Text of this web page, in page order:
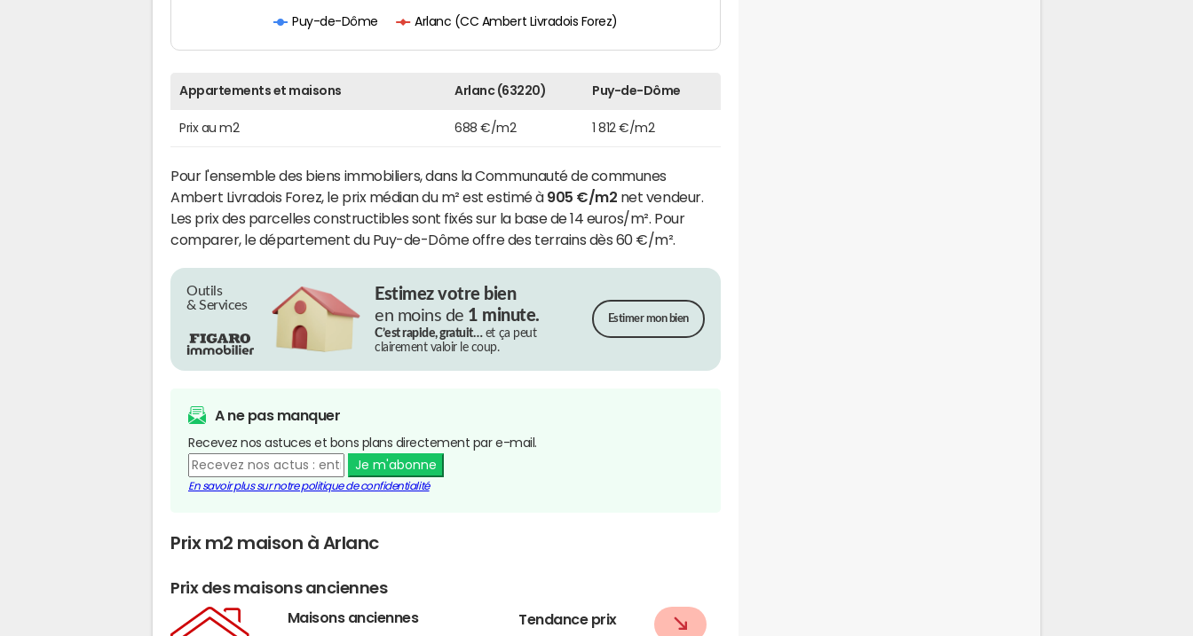
Puy-de-Dôme Arlanc (CC Ambert Livradois Forez)
Appartements et maisons Arlanc (63220) Puy-de-Dôme
Prix au m2 688 €/m2 1 812 €/m2
Pour l'ensemble des biens immobiliers, dans la Communauté de communes
Ambert Livradois Forez, le prix médian du m² est estimé à 905 €/m2 net vendeur.
Les prix des parcelles constructibles sont fixés sur la base de 14 euros/m². Pour
comparer, le département du Puy-de-Dôme offre des terrains dès 60 €/m².
Outils
& Services
Estimez votre bien
en moins de 1 minute.
C’est rapide, gratuit…et ça peut
clairement valoir le coup.
Estimer mon bien
A ne pas manquer
Recevez nos astuces et bons plans directement par e-mail.
Je m'abonne
En savoir plus sur notre politique de confidentialité
Prix m2 maison à Arlanc
Prix des maisons anciennes
Maisons anciennes Tendance prix